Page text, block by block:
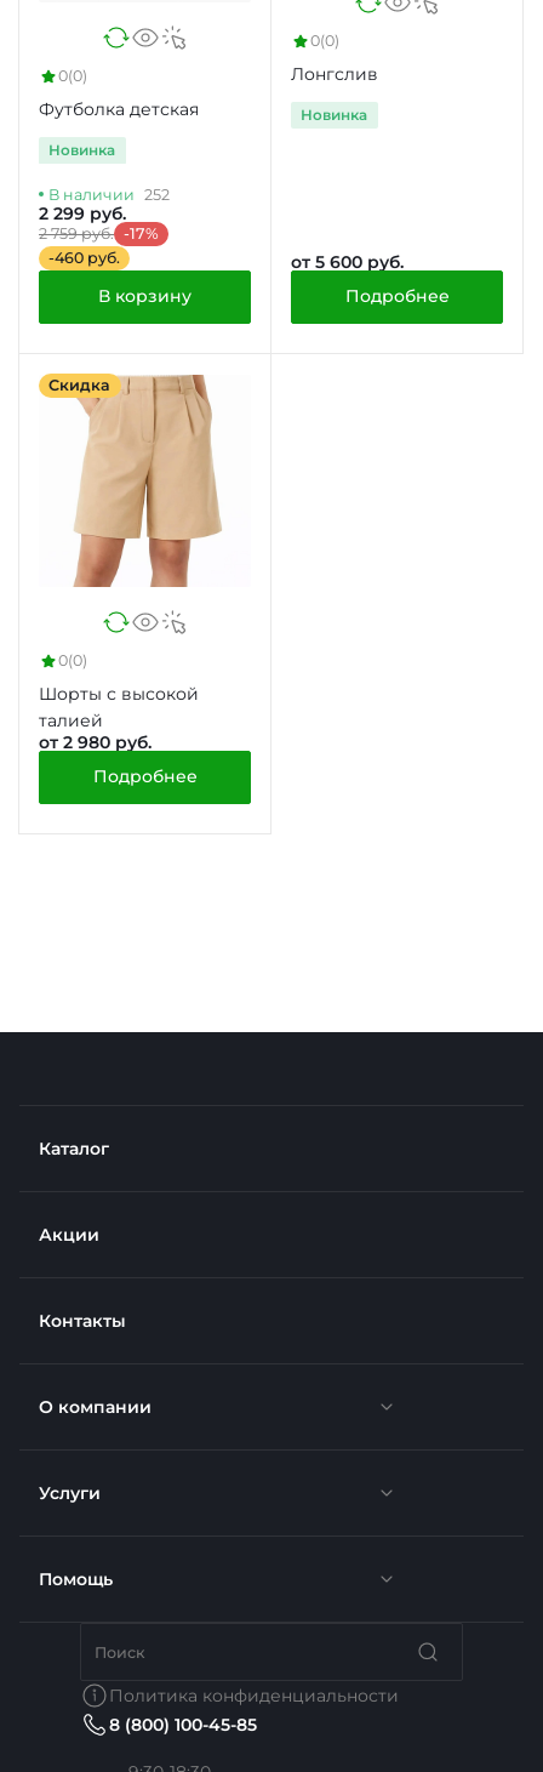
0(0)
Футболка детская
Новинка
В наличии 252
2 299 руб.
2 759 руб. -17%
-460 руб.
В корзину
0(0)
Лонгслив
Новинка
от 5 600 руб.
Подробнее
Скидка
0(0)
Шорты с высокой
талией
от 2 980 руб.
Подробнее
Каталог
Акции
Контакты
О компании
Новости
Отзывы
Вакансии
Услуги
Доставка
Недвижимость
Помощь
Политика конфиденциальности
8 (800) 100-45-85